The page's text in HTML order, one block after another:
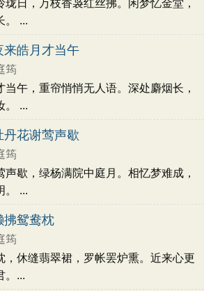
三百首
宋词三百首
未酬
活 向往 悲愤
情
竹 写海 自然
托物咏志
方 兄妹 重逢
人
苦 怀人 伤春 暮春
思人
怆 豪迈
春
别 品格 悠然 音乐
旅途
珑日，万枝香袅红丝拂。闲梦忆金堂，
。 ...
来皓月才当午
筠
当午，重帘悄悄无人语。深处麝烟长，
。 ...
丹花谢莺声歇
筠
声歇，绿杨满院中庭月。相忆梦难成，
。 ...
拂鸳鸯枕
筠
，休缝翡翠裙，罗帐罢炉熏。近来心更
。...